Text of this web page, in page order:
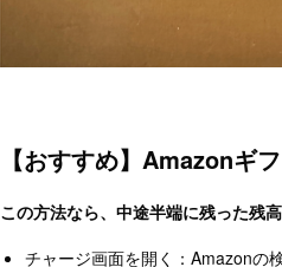
【おすすめ】Amazonギ
この方法なら、中途半端に残った残
チャージ画面を開く：Amazonの